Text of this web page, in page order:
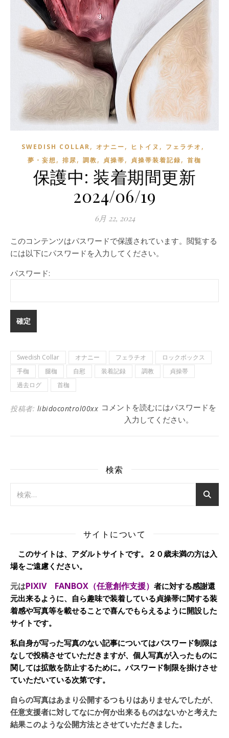
SWEDISH COLLAR, オナニー, ヒトイヌ , フェラチオ ,
夢・妄想, 排尿, 調教, 貞操帯, 貞操帯装着記録, 首枷
保護中: 装着期間更新
2024/06/19
6月 22, 2024
このコンテンツはパスワードで保護されています。閲覧する
には以下にパスワードを入力してください。
パスワード:
Swedish Collar オナニー フェラチオ
ロックボックス
手枷
腿枷 自慰 装着記録 調教
貞操帯
過去ログ
首枷
投稿者: libidocontrol00xx コメントを読むにはパスワードを
入力してください。
検索
サイトについて
このサイトは、アダルトサイトです。２０歳未満の方は入
場をご遠慮ください。
元はPIXIV FANBOX（任意創作支援） 者に対する感謝還
元出来るように、自ら趣味で装着している貞操帯に関する装
着感や写真等を載せることで喜んでもらえるように開設した
サイトです。
私自身が写った写真のない記事についてはパスワード制限は
なしで投稿させていただきますが、個人写真が入ったものに
関しては拡散を防止するために。パスワード制限を掛けさせ
ていただいている次第です。
自らの写真はあまり公開するつもりはありませんでしたが、
任意支援者に対してなにか何か出来るものはないかと考えた
結果このような公開方法とさせていただきました。